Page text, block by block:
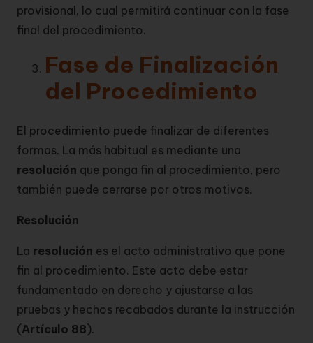
provisional, lo cual permitirá continuar con la fase
final del procedimiento.
Fase de Finalización
del Procedimiento
El procedimiento puede finalizar de diferentes
formas. La más habitual es mediante una
resolución que ponga fin al procedimiento, pero
también puede cerrarse por otros motivos.
Resolución
La resolución es el acto administrativo que pone
fin al procedimiento. Este acto debe estar
fundamentado en derecho y ajustarse a las
pruebas y hechos recabados durante la instrucción
(Artículo 88).